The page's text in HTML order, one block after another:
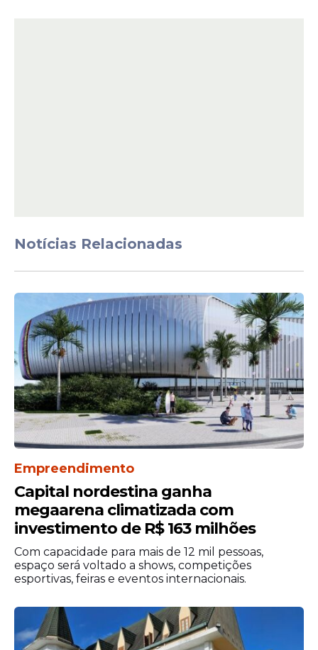
Carta aberta e desabafo
Antes de deixar o reality, Jovan também
divulgou uma carta aberta ao público, na
qual pediu desculpas pelas atitudes
durante o confinamento e comentou o
impacto das críticas recebidas.
“Preciso assumir erros, coisas que
acontecem aqui que parece que
eu estou ficando maluco a cada
Notícias Relacionadas
Empreendimento
Capital nordestina ganha
megaarena climatizada com
investimento de R$ 163 milhões
Com capacidade para mais de 12 mil pessoas,
espaço será voltado a shows, competições
esportivas, feiras e eventos internacionais.